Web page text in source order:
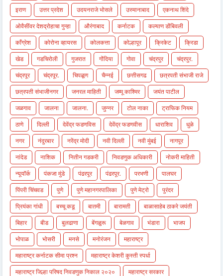
इराण
उत्तर प्रदेश उदयनराजे भोसले उस्मानाबाद
एकनाथ शिंदे
ओवैसींवर देशद्रोहाचा गुन्हा
औरंगाबाद कर्नाटक
कल्याण डोंबिवली
काँग्रेश
कोरोना व्हायरस कोलकत्ता कोल्हापूर क्रिकेट
क्रिडा
खेड
गडचिरोली गुजरात गोंदिया गोवा चंद्रपुर
चंद्रपुर.
चंद्रपूर
चंद्रपूर. चिपळूण चैन्नई छत्तीसगढ
छत्रपती संभाजी राजे
छत्रपती संभाजीनगर
जनरल माहिती जम्मू काश्मिर
जयंत पाटील
जळगाव
जालना जालना. जुन्नर टोल नाका
ट्राफिक नियम
ठाणे
दिल्ली देवेंद्र फडणविस देवेंद्र फडणवीस धाराशिव
धुळे
नगर
नंदुरबार नरेंद्र मोदी नवी दिल्ली नवी मुंबई
नागपूर
नांदेड
नाशिक नितीन गडकरी निवडणुक अधिकारी
नोकरी माहिती
न्यूयॉर्क
पंकजा मुंडे पंढरपूर पंढरपूर. परभणी
पालघर
पिंपरी चिंचवड
पुणे पुणे महानगरपालिका पुणे मेट्रो
पुरंदर
प्रियंका गांधी
बच्चू कडू बातमी बारामती
बाळासाहेब ठाकरे जयंती
बिहार
बीड बुलढाणा बेंगळुरू बेळगाव भंडारा
भाजप
भोपाळ
भोसरी मनसे मनोरंजन
महाराष्ट्र
महाराष्ट्र कर्नाटक सीमा प्रश्न
महाराष्ट्र केशरी कुस्ती स्पर्धा
महाराष्ट्र जिल्हा परिषद निवडणुक निकाल २०२०
महाराष्ट्र सरकार